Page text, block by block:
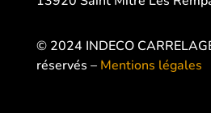
© 2024 INDECO
réservés – Mentions légales